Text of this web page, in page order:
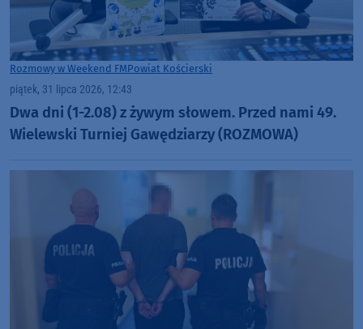
Rozmowy w Weekend FMPowiat Kościerski
piątek, 31 lipca 2026, 12:43
Dwa dni (1-2.08) z żywym słowem. Przed nami 49.
Wielewski Turniej Gawędziarzy (ROZMOWA)